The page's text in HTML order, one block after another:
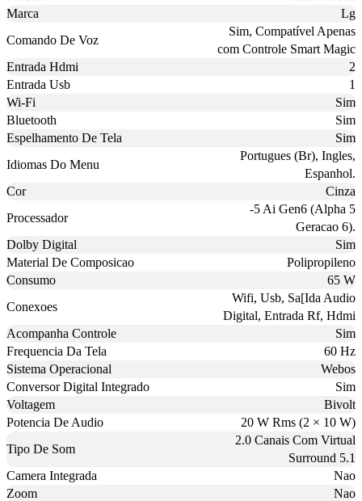
Marca
Lg
Comando De Voz
Sim, Compatível Apenas
com Controle Smart Magic
Entrada Hdmi
2
Entrada Usb
1
Wi-Fi
Sim
Bluetooth
Sim
Espelhamento De Tela
Sim
Idiomas Do Menu
Portugues (Br), Ingles,
Espanhol.
Cor
Cinza
Processador
-5 Ai Gen6 (Alpha 5
Geracao 6).
Dolby Digital
Sim
Material De Composicao
Polipropileno
Consumo
65 W
Conexoes
Wifi, Usb, Sa[Ida Audio
Digital, Entrada Rf, Hdmi
Acompanha Controle
Sim
Frequencia Da Tela
60 Hz
Sistema Operacional
Webos
Conversor Digital Integrado
Sim
Voltagem
Bivolt
Potencia De Audio
20 W Rms (2 × 10 W)
Tipo De Som
2.0 Canais Com Virtual
Surround 5.1
Camera Integrada
Nao
Zoom
Nao